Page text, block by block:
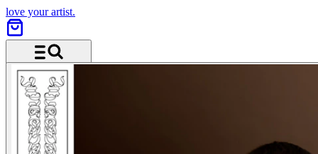
love your artist.
Menü und Suche